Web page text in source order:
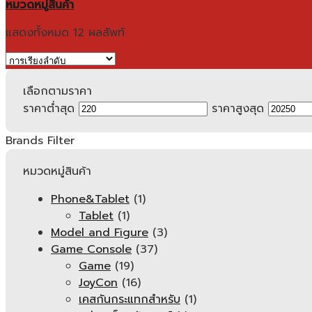
หมวดหมู่สินค้า
แสดงทั้งหมด 12 ผลลัพท์
เลือกตามราคา
ราคาต่ำสุด
ราคาสูงสุด
Brands Filter
หมวดหมู่สินค้า
Phone&Tablet (1)
Tablet (1)
Model and Figure (3)
Game Console (37)
Game (19)
JoyCon (16)
เคสกันกระแทกสำหรับ (1)